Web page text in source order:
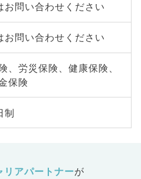
お問い合わせください
お問い合わせください
、労災保険、健康保険、
保険
制
リアパートナーが